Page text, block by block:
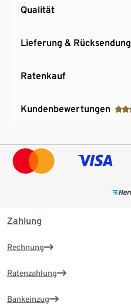
Qualität
Lieferung & Rücksendung
Ratenkauf
Kundenbewertungen
Zahlung
Rechnung
Ratenzahlung
Bankeinzug